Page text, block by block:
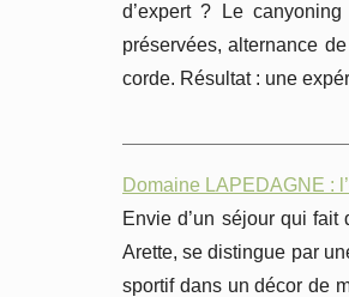
d’expert ? Le
préservées, alternance
corde. Résultat : une
Domaine LAPEDAGNE :
Envie d’un séjour qui
Arette, se distingue par
sportif dans un décor de